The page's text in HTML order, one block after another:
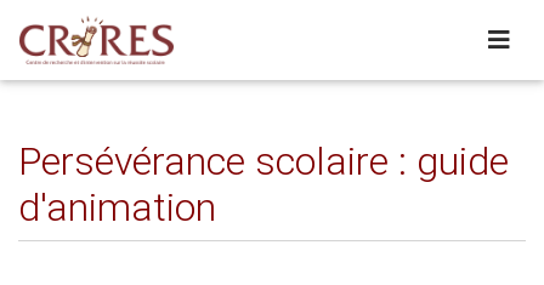
Persévérance scolaire : guide
d'animation